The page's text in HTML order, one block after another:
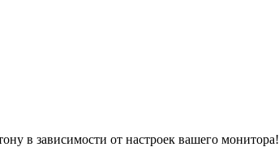
в зависимости от настроек вашего монитора!